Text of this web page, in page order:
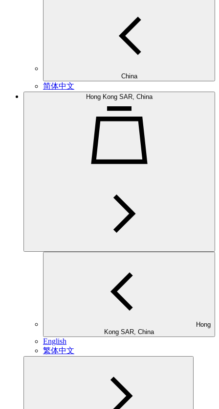
China
简体中文
Hong Kong SAR, China
Kong SAR, China
English
繁体中文